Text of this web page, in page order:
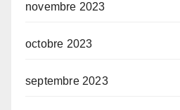
novembre 2023
octobre 2023
septembre 2023